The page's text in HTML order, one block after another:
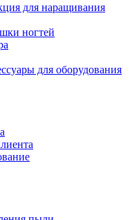
для наращивания
ногтей
для оборудования